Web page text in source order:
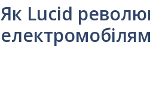
Як Lucid